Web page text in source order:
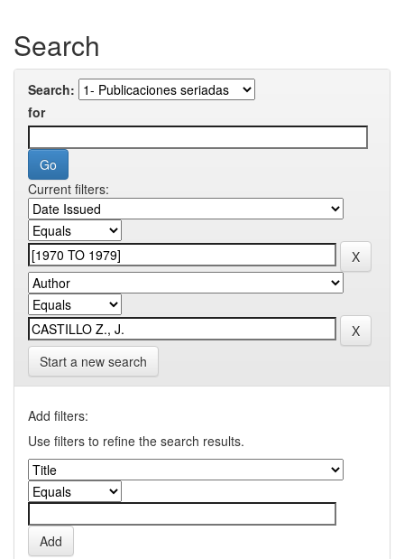
Search
Search:
for
Current filters:
Start a new search
Add filters:
Use filters to refine the search results.